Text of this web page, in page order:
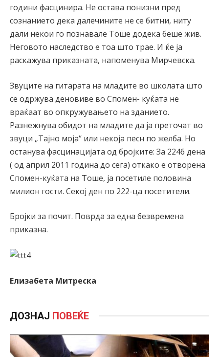
години фасцинира. Не остава понизни пред
сознанието дека далечините не се битни, ниту
дали некои го познавале Тоше додека беше жив.
Неговото наследство е тоа што трае. И ќе ја
раскажува приказната, напоменува Мирчевска.
Звуците на гитарата на младите во школата што
се одржува деновиве во Спомен- куќата не
враќаат во опкружувањето на зданието.
Разнежнува обидот на младите да ја преточат во
звуци „Тајно моја“ или некоја песн по желба. Но
останува фасцинацијата од бројките: За 2246 дена
( од април 2011 година до сега) откако е отворена
Спомен-куќата на Тоше, ја посетиле половина
милион гости. Секој ден по 222-ца посетители.
Бројки за почит. Поврда за една безвремена
приказна.
Елизабета Митреска
ДОЗНАЈ ПОВЕЌЕ